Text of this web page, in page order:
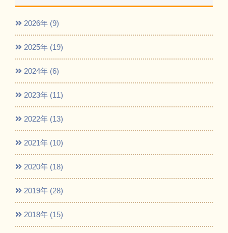
2026年 (9)
2025年 (19)
2024年 (6)
2023年 (11)
2022年 (13)
2021年 (10)
2020年 (18)
2019年 (28)
2018年 (15)